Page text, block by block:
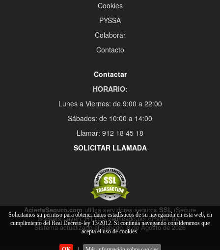
Cookies
PYSSA
Colaborar
Contacto
Contactar
HORARIO:
Lunes a Viernes: de 9:00 a 22:00
Sábados: de 10:00 a 14:00
Llamar: 912 18 45 18
SOLICITAR LLAMADA
AciertaSeguro.com utiliza servidores seguros SSL (Secure
Sockets Layer), HTTPS verificado por cPanel, Inc.
Sistema actualizado el Sabado, 8 de Agosto de 2026
Solicitamos su permiso para obtener datos estadísticos de su navegación en esta web, en
cumplimiento del Real Decreto-ley 13/2012. Si continúa navegando consideramos que
acepta el uso de cookies.